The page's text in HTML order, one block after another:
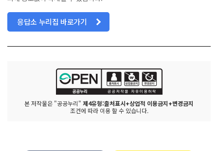
응답소 누리집 바로가기
본 저작물은 "공공누리" 제4유형:출처표시+상업적 이용금지+변경금지
조건에 따라 이용 할 수 있습니다.